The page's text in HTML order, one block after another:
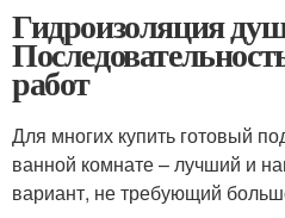
Гидроизоляция
работ
Для многих купить готовый
ванной комнате – лучший и
вариант, не требующий